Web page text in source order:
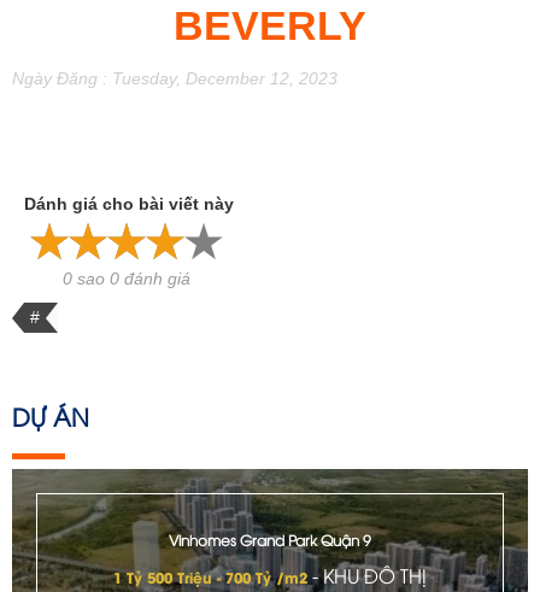
BEVERLY
Ngày Đăng : Tuesday, December 12, 2023
Dánh giá cho bài viết này
0 sao 0 đánh giá
#
DỰ ÁN
Vinhomes Grand Park Quận 9
1 Tỷ 500 Triệu - 700 Tỷ /m2 - KHU ĐÔ THỊ